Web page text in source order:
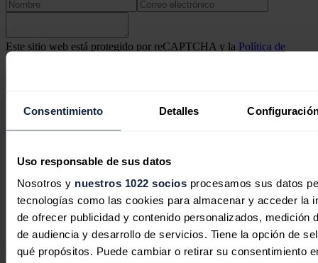
Consentimiento Detalles
Uso responsable de sus datos
Nosotros y nuestros 1022 sociosprocesamos sus datos
tecnologías como las cookies para almacenar y acceder la
de ofrecer publicidad y contenido personalizados, medición
de audiencia y desarrollo de servicios. Tiene la opción de
qué propósitos. Puede cambiar o retirar su consentimiento
Este sitio web está protegido por reCAPTCHA y la Política de
privacidad
Síguenos en redes sociales